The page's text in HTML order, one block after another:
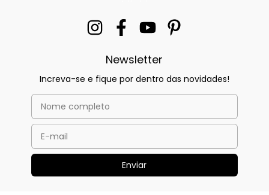
Newsletter
Increva-se e fique por dentro das novidades!